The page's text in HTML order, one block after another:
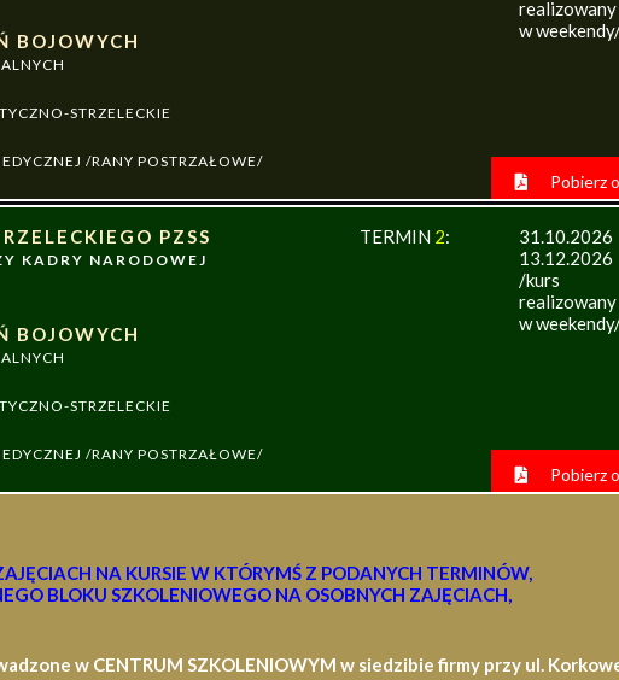
BOJOWYCH
STRZELECKIE
/RANY POSTRZAŁOWE/
realizowany
w
Pobierz
PZSS
KADRY NARODOWEJ
BOJOWYCH
STRZELECKIE
/RANY POSTRZAŁOWE/
TERMIN 2:
31.10.2026
13.12.2026
/kurs
realizowany
w
Pobierz
NA KURSIE W KTÓRYMŚ Z PODANYCH TERMINÓW,
BLOKU SZKOLENIOWEGO NA OSOBNYCH ZAJĘCIACH,
w CENTRUM SZKOLENIOWYM w siedzibie firmy przy ul.